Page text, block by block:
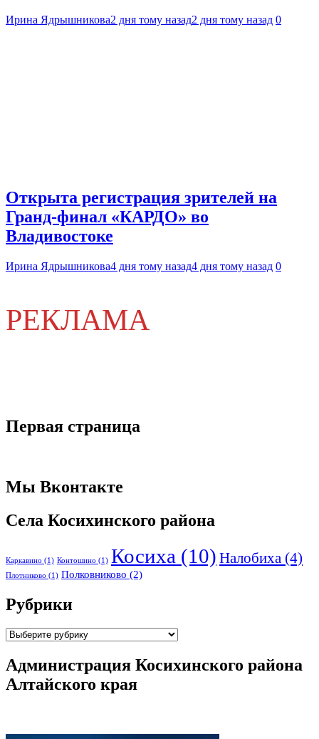
Ирина Ядрышникова2 дня тому назад2 дня тому назад 0
Открыта регистрация зрителей на
Гранд-финал «КАРДО» во
Владивостоке
Ирина Ядрышникова4 дня тому назад4 дня тому назад 0
РЕКЛАМА
Первая страница
Мы Вконтакте
Села Косихинского района
Каркавино (1) Контошино (1) Косиха (10) Налобиха (4)
Плотниково (1) Полковниково (2)
Рубрики
Рубрики
Администрация Косихинского района
Алтайского края